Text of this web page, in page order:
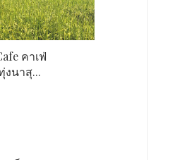
คาเฟ่
งนาสุ...